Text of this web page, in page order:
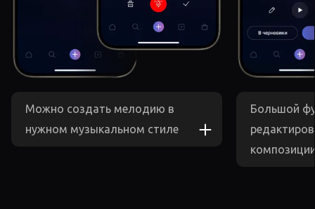
Можно создать мелодию в
нужном музыкальном стиле
Большой